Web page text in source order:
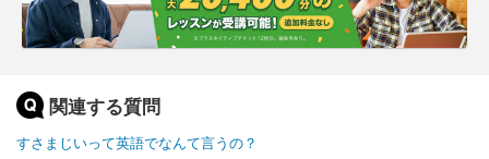
関連する質問
すさまじいって英語でなんて言うの？